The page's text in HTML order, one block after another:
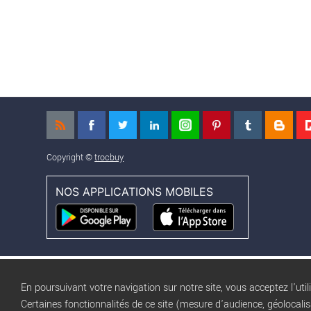
Copyright ©trocbuy
NOS APPLICATIONS MOBILES
En poursuivant votre navigation sur notre site, vous acceptez
Certaines fonctionnalités de ce site (mesure d'audience,